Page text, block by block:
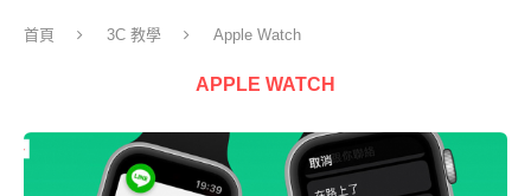
首頁 3C 教學 Apple Watch
APPLE WATCH